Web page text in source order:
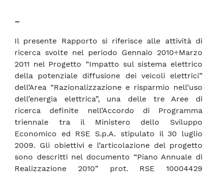
–
Il presente Rapporto si riferisce alle attività di
ricerca svolte nel periodo Gennaio 2010÷Marzo
2011 nel Progetto “Impatto sul sistema elettrico
della potenziale diffusione dei veicoli elettrici”
dell’Area “Razionalizzazione e risparmio nell’uso
dell’energia elettrica”, una delle tre Aree di
ricerca definite nell’Accordo di Programma
triennale tra il Ministero dello Sviluppo
Economico ed RSE S.p.A. stipulato il 30 luglio
2009. Gli obiettivi e l’articolazione del progetto
sono descritti nel documento “Piano Annuale di
Realizzazione 2010” prot. RSE 10004429